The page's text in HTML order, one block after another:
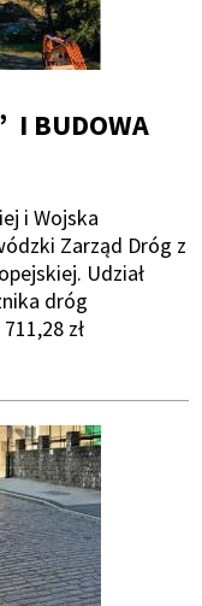
I BUDOWA
i Wojska
Zarząd Dróg z
Udział
dróg
zł